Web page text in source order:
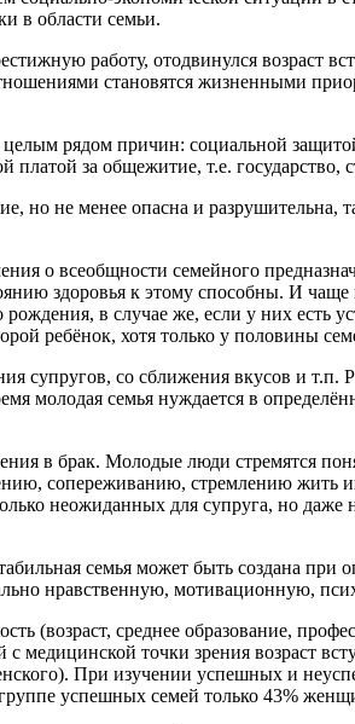
в области семьи.
работу, отодвинулся возраст
становятся жизненными
целым рядом причин: социальной
за общежитие, т.е. государство,
но не менее опасна и разрушительна,
о всеобщности семейного
здоровья к этому способны. И чаще
в случае же, если у них есть
ребёнок, хотя только у половины
супругов, со сближения вкусов и
молодая семья нуждается в
в брак. Молодые люди стремятся
сопереживанию, стремлению жить
неожиданных для супруга, но
семья может быть создана
нравственную, мотивационную,
(возраст, среднее образование,
медицинской точки зрения возраст
При изучении успешных и
успешных семей только 43%